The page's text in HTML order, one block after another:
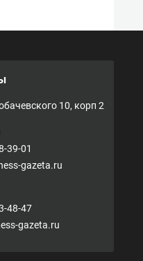
10, корп 2
39-01
gazeta.ru
48-47
gazeta.ru